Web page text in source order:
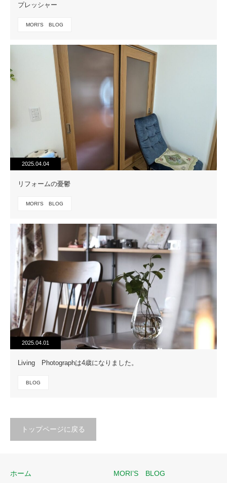
プレッシャー
MORI'S BLOG
2025.04.04
リフォームの憂鬱
MORI'S BLOG
2025.04.01
Living Photographは4歳になりました。
BLOG
トップページに戻る
ホーム MORI’S BLOG